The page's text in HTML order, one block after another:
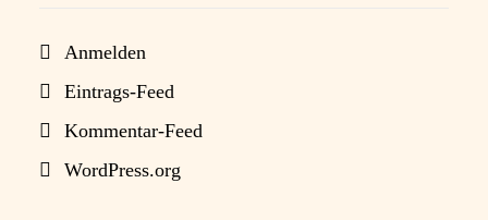
Anmelden
Eintrags-Feed
Kommentar-Feed
WordPress.org